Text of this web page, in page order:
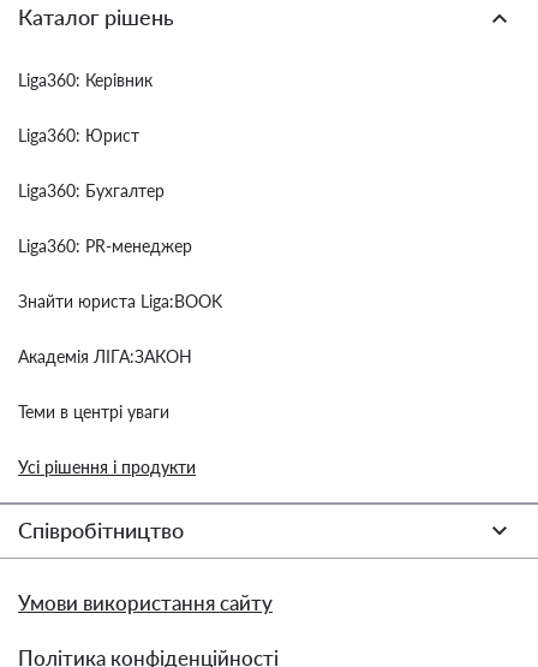
Каталог рішень
Liga360: Керівник
Liga360: Юрист
Liga360: Бухгалтер
Liga360: PR-менеджер
Знайти юриста Liga:BOOK
Академія ЛІГА:ЗАКОН
Теми в центрі уваги
Усі рішення і продукти
Співробітництво
Умови використання сайту
Політика конфіденційності